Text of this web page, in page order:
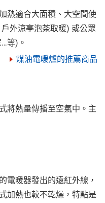
熱適合大面積、大空間使
外涼亭泡茶取暖) 或公眾
等)。
煤油電暖爐的推薦商品
將熱量傳播至空氣中。主
電暖器發出的遠紅外線，
加熱也較不乾燥，特點是